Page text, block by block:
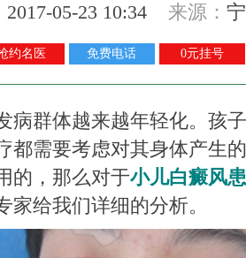
2017-05-23 10:34 来源：
约名医 免费电话 0元挂号
病群体越来越年轻化。孩
都需要考虑对其身体产生
的，那么对于小儿白癜风
家给我们详细的分析。